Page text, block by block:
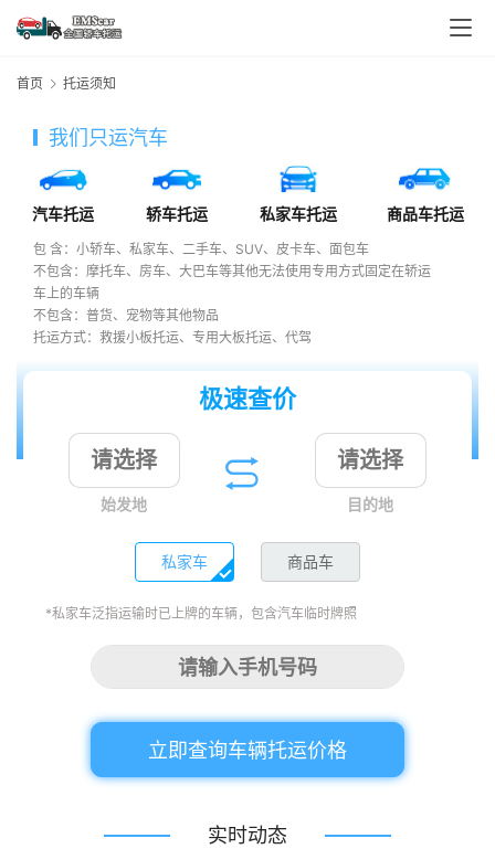
首页 托运须知
我们只运汽车
汽车托运 轿车托运 私家车托运 商品车托运
包 含：小轿车、私家车、二手车、SUV、皮卡车、面包车
不包含：摩托车、房车、大巴车等其他无法使用专用方式固定在轿运
车上的车辆
不包含：普货、宠物等其他物品
托运方式：救援小板托运、专用大板托运、代驾
极速查价
始发地 目的地
私家车 商品车
*私家车泛指运输时已上牌的车辆，包含汽车临时牌照
立即查询车辆托运价格
实时动态